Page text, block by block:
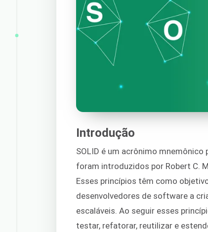
Introdução
SOLID é um acrônimo
foram introduzidos por Robert C.
Esses princípios têm como
desenvolvedores de software a
escaláveis. Ao seguir esses
testar, refatorar, reutilizar e